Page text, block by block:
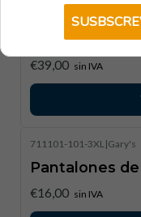
Pantalones
para mujer |
€39,00 sin IVA
711101-101-3XL|Gary's
Pantalones de
€16,00 sin IVA